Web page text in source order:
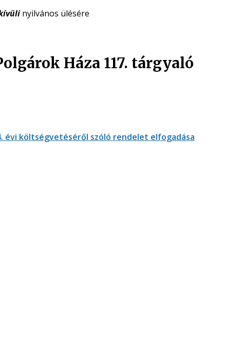
nyilvános ülésére
Háza 117. tárgyaló
évi költségvetéséről szóló rendelet elfogadása